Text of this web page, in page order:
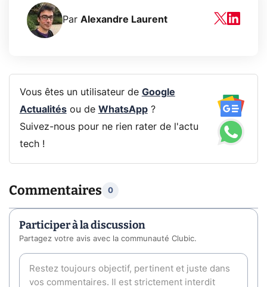
Par Alexandre Laurent
Vous êtes un utilisateur de Google
Actualitésou de WhatsApp?
Suivez-nous pour ne rien rater de l'actu
tech !
Commentaires 0
Participer à la discussion
Partagez votre avis avec la communauté Clubic.